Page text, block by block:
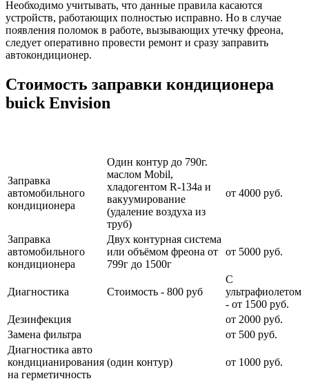
Необходимо учитывать, что данные правила касаются
устройств, работающих полностью исправно. Но в случае
появления поломок в работе, вызывающих утечку фреона,
следует оперативно провести ремонт и сразу заправить
автокондиционер.
Стоимость заправки кондиционера
buick Envision
Заправка
автомобильного
кондиционера
Один контур до 790г.
маслом Mobil,
хладогентом R-134a и
вакуумирование
(удаление воздуха из
труб)
от 4000 руб.
Заправка
автомобильного
кондиционера
Двух контурная система
или объёмом фреона от
799г до 1500г
от 5000 руб.
Диагностика Стоимость - 800 руб
С
ультрафиолетом
- от 1500 руб.
Дезинфекция
от 2000 руб.
Замена фильтра
от 500 руб.
Диагностика авто
кондицианирования
на герметичность
(один контур) от 1000 руб.